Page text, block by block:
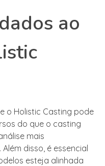
ao
o Holistic Casting pode
do que o casting
mais
disso, é essencial
esteja alinhada